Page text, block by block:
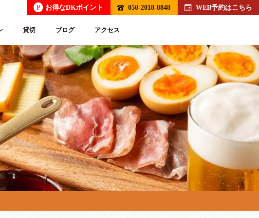
P お得なDKポイント 050-2018-8848 WEB予約はこちら
貸切 ブログ アクセス